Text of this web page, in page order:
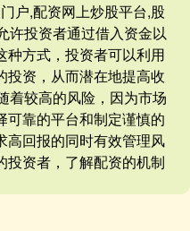
户,配资网上炒股平台,股
许投资者通过借入资金以
种方式，投资者可以利用
投资，从而潜在地提高收
着较高的风险，因为市场
可靠的平台和制定谨慎的
高回报的同时有效管理风
投资者，了解配资的机制